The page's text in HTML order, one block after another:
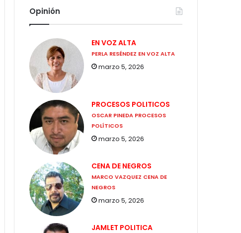
Opinión
EN VOZ ALTA
PERLA RESÉNDEZ EN VOZ ALTA
marzo 5, 2026
PROCESOS POLITICOS
OSCAR PINEDA PROCESOS
POLÍTICOS
marzo 5, 2026
CENA DE NEGROS
MARCO VAZQUEZ CENA DE
NEGROS
marzo 5, 2026
JAMLET POLITICA